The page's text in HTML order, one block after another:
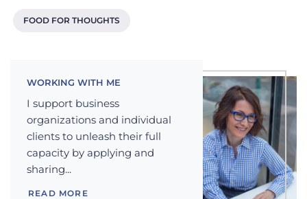
FOOD FOR THOUGHTS
WORKING WITH ME
I support business
organizations and individual
clients to unleash their full
capacity by applying and
sharing...
READ MORE